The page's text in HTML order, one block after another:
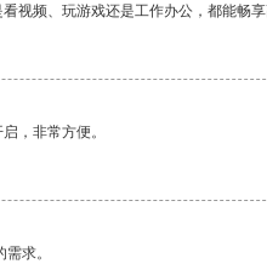
视频、玩游戏还是工作办公，都能畅
，非常方便。
求。